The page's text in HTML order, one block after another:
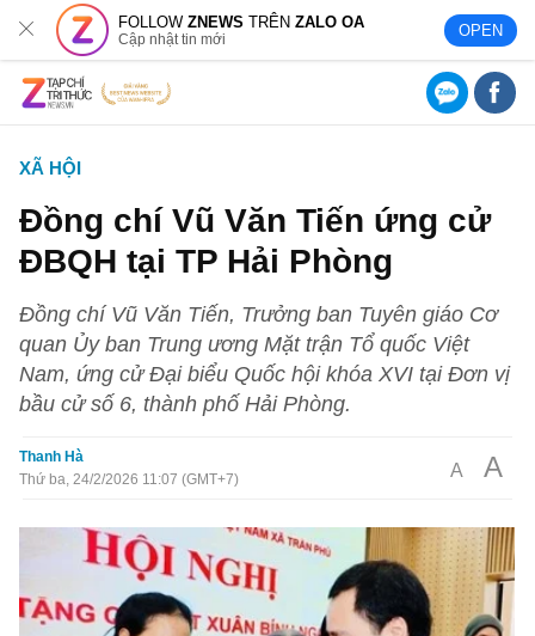
FOLLOWZNEWS TRÊNZALO OA
Cập nhật tin mới OPEN
XÃ HỘI
Đồng chí Vũ Văn Tiến ứng cử
ĐBQH tại TP Hải Phòng
Đồng chí Vũ Văn Tiến, Trưởng ban Tuyên giáo Cơ
quan Ủy ban Trung ương Mặt trận Tổ quốc Việt
Nam, ứng cử Đại biểu Quốc hội khóa XVI tại Đơn vị
bầu cử số 6, thành phố Hải Phòng.
Thanh Hà
Thứ ba, 24/2/2026 11:07 (GMT+7)
A A